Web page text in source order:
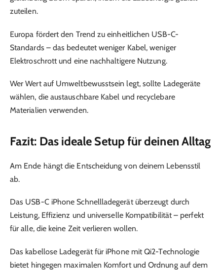
zuteilen.
Europa fördert den Trend zu einheitlichen USB-C-
Standards – das bedeutet weniger Kabel, weniger
Elektroschrott und eine nachhaltigere Nutzung.
Wer Wert auf Umweltbewusstsein legt, sollte Ladegeräte
wählen, die austauschbare Kabel und recyclebare
Materialien verwenden.
Fazit: Das ideale Setup für deinen Alltag
Am Ende hängt die Entscheidung von deinem Lebensstil
ab.
Das USB-C iPhone Schnellladegerät überzeugt durch
Leistung, Effizienz und universelle Kompatibilität – perfekt
für alle, die keine Zeit verlieren wollen.
Das kabellose Ladegerät für iPhone mit Qi2-Technologie
bietet hingegen maximalen Komfort und Ordnung auf dem